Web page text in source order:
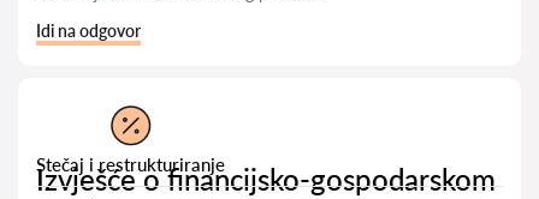
Idi na odgovor
Stečaj i restrukturiranje
Izvješće o financijsko-gospodarskom